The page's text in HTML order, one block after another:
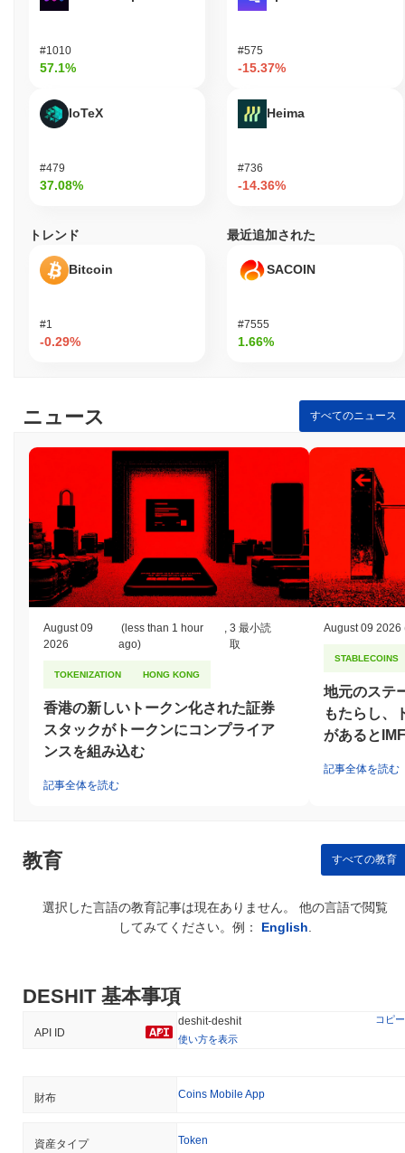
#1010
57.1%
IoTeX
#479
37.08%
#575
-15.37%
Heima
#736
-14.36%
トレンド
Bitcoin
#1
-0.29%
最近追加された
SACOIN
#7555
1.66%
ニュース すべてのニュース
August 09
2026
(less than 1 hour
ago)
,3 最小読
取
TOKENIZATION HONG KONG
香港の新しいトークン化された証券
スタックがトークンにコンプライア
ンスを組み込む
記事全体を読む
August 09 2026
STABLECOINS
地元のステ
もたらし、
があると
記事全体を読む
教育 すべての教育
選択した言語の教育記事は現在ありません。 他の言語で閲覧
してみてください。例： English
DESHIT 基本事項
API ID
deshit-deshit
コピー
使い方を表示
財布 Coins Mobile App
資産タイプ Token